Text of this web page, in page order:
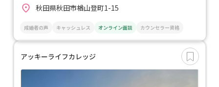
秋田県秋田市楢山登町1-15
成婚者の声 キャッシュレス オンライン面談 カウンセラー資格
アッキーライフカレッジ